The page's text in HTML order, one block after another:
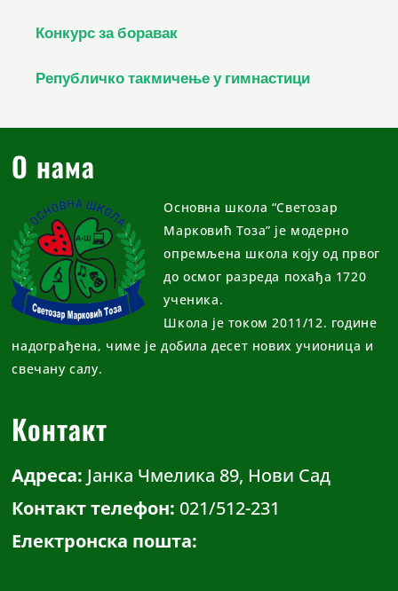
Конкурс за боравак
Републичко такмичење у гимнастици
О нама
Основна школа “Светозар
Марковић Тоза” је модерно
опремљена школа коју од првог
до осмог разреда похађа 1720
ученика.
Школа је током 2011/12. године
надограђена, чиме је добила десет нових учионица и
свечану салу.
Контакт
Адреса: Јанка Чмелика 89, Нови Сад
Контакт телефон: 021/512-231
Електронска пошта: